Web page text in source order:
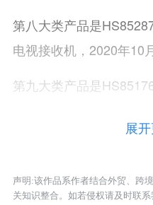
第八大类产品是
电视接收机，2020年10
第九大类产品是
年10月出口额为9450万
2020年10月出口额为
展
声明:该作品系作者结合外贸、跨
关知识整合。如若侵权请及时联